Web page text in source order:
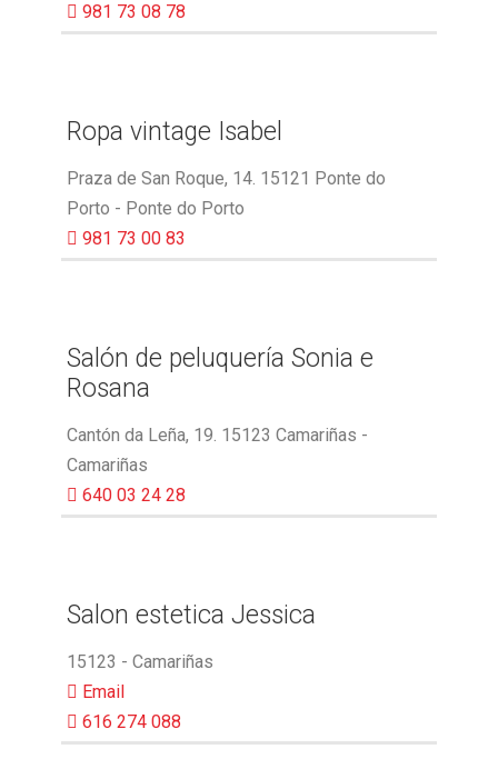
981 73 08 78
Ropa vintage Isabel
Praza de San Roque, 14. 15121 Ponte do
Porto - Ponte do Porto
981 73 00 83
Salón de peluquería Sonia e
Rosana
Cantón da Leña, 19. 15123 Camariñas -
Camariñas
640 03 24 28
Salon estetica Jessica
15123 - Camariñas
Email
616 274 088